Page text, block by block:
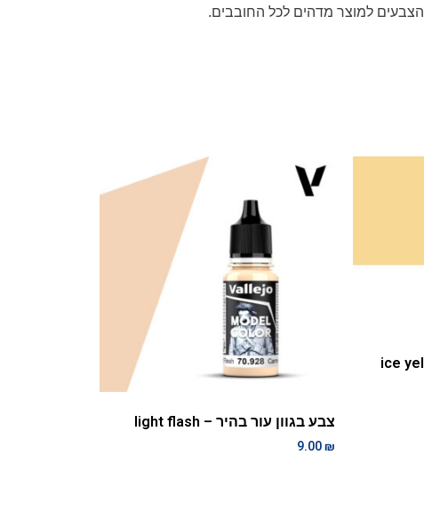
למוצר מדהים לכל החובבים.
צבע בגוון עור בהיר – light flash
9.00₪